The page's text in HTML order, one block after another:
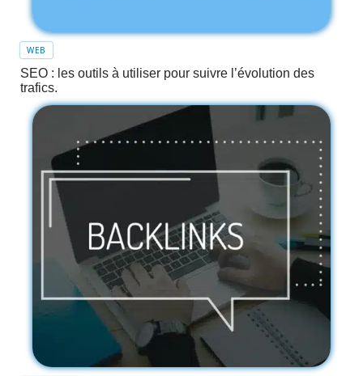
WEB
SEO : les outils à utiliser pour suivre l’évolution des
trafics.